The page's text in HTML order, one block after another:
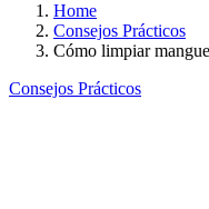
Home
Consejos Prácticos
Cómo limpiar
Consejos Prácticos